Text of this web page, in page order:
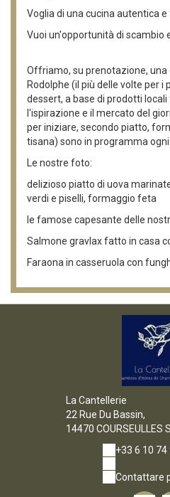
Voglia di una cucina autentica
Vuoi un'opportunità di scambio
Offriamo, su prenotazione,
Rodolphe (il più delle volte per i
dessert, a base di prodotti
l'ispirazione e il mercato del
per iniziare, secondo piatto,
tisana) sono in programma ogni
Le nostre foto:
delizioso piatto di uova
verdi e piselli, formaggio feta
le famose capesante delle
Salmone gravlax fatto in casa
Faraona in casseruola con
La Cantellerie
22 Rue Du Bassin,
14470 COURSEULLES
+33 6 10 74
Contattare